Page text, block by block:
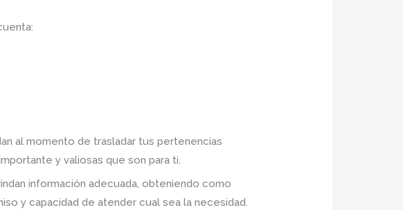
al momento de trasladar tus pertenencias
y valiosas que son para ti.
información adecuada, obteniendo como
y capacidad de atender cual sea la necesidad.